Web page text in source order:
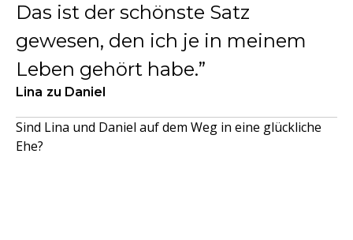
Das ist der schönste Satz
gewesen, den ich je in meinem
Leben gehört habe.
Lina zu Daniel
Sind Lina und Daniel auf dem Weg in eine glückliche
Ehe?